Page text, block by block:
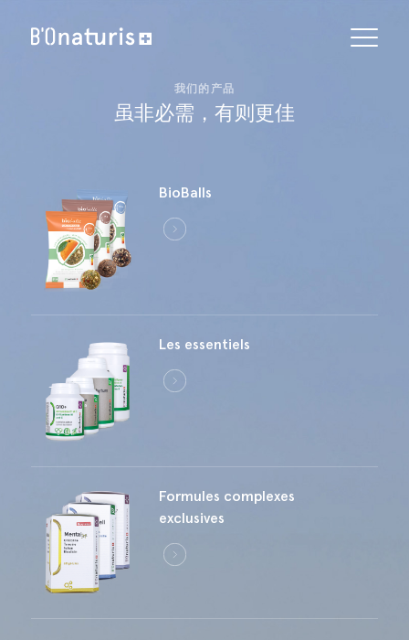
Bionaturis
FR
DERMO COSMETIQUE
Crèmes à la pomme de terre
COMPLÉMENTS ALIMENTAIRES
Les essentiels
SUPERALIMENT
BioBalls
Bionaturis 宇宙
在哪里可以找到我们的产品
成为零售商
Social Room
我们 的 产品
虽非必需 ， 有则 更佳
BioBalls
Les essentiels
Formules complexes
exclusives